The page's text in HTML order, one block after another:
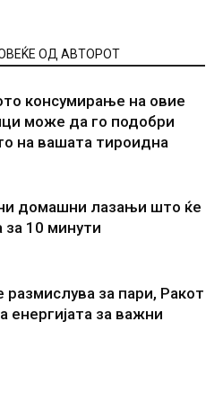
ОД АВТОРОТ
консумирање на овие
може да го подобри
на вашата тироидна
домашни лазањи што ќе
за 10 минути
размислува за пари, Ракот
енергијата за важни